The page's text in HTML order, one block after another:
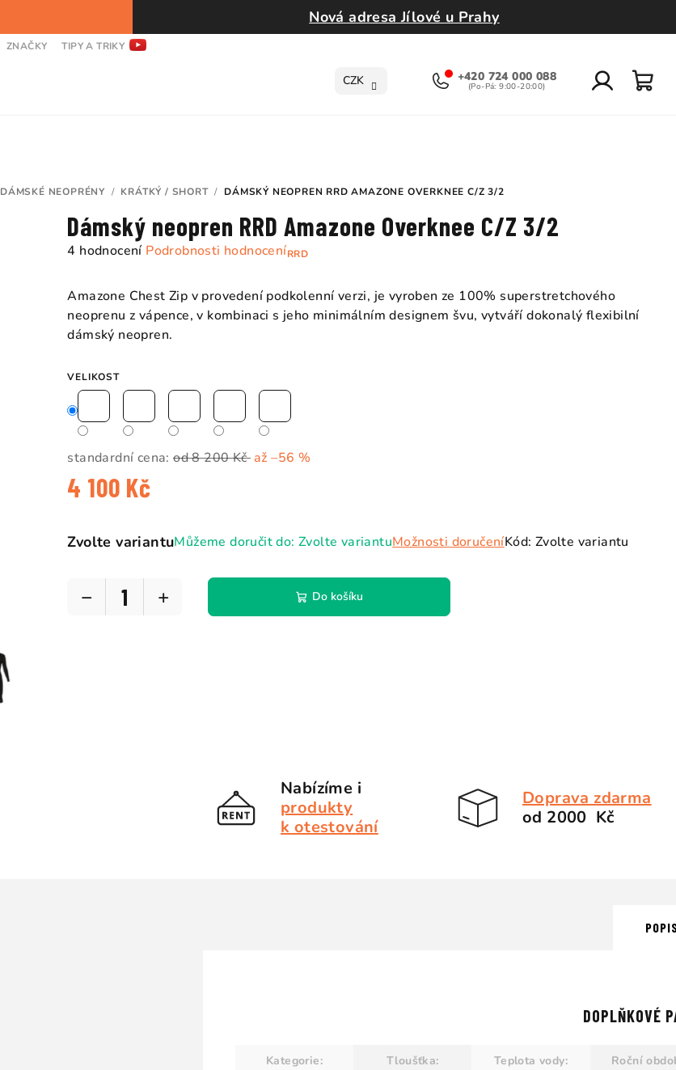
Nová adresa Jílové u Prahy
ZNAČKY TIPY A TRIKY
CZK +420 724 000 088
DÁMSKÉ NEOPRÉNY / KRÁTKÝ / SHORT / DÁMSKÝ NEOPREN RRD AMAZONE OVERKNEE C/Z 3/2
RRD
Dámský neopren RRD Amazone Overknee C/Z 3/2
Průměrné
produktu
5,0
hvězdiček.
4 hodnocení Podrobnosti hodnocení
Amazone Chest Zip v provedení podkolenní verzi, je vyroben ze 100% superstretchového
neoprenu z vápence, v kombinaci s jeho minimálním designem švu, vytváří dokonalý flexibilní
dámský neopren.
VELIKOST
standardní cena: od 8 200 Kčaž –56 %
4 100 Kč
cena:
Zvolte variantuMůžeme doručit do: Zvolte variantuMožnosti doručeníKód: Zvolte variantu
+
− Do košíku
Nabízíme i
produkty
k otestování
Doprava zdarma
od 2000 Kč
DOPLŇKOVÉ
Kategorie: Tloušťka: Teplota vody: Roční